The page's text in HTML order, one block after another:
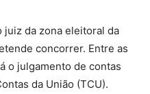
juiz da zona eleitoral da
concorrer. Entre as
o julgamento de contas
da União (TCU).